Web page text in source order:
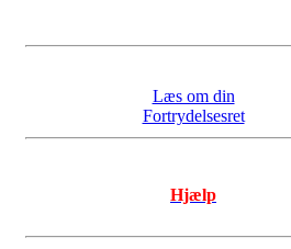
Læs om din
Fortrydelsesret
Hjælp